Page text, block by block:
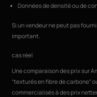
Données de densité ou de
Si un vendeur ne peut pas
important.
cas réel
Une comparaison des prix sur
“texturés en fibre de carbone”
commercialisés à des prix